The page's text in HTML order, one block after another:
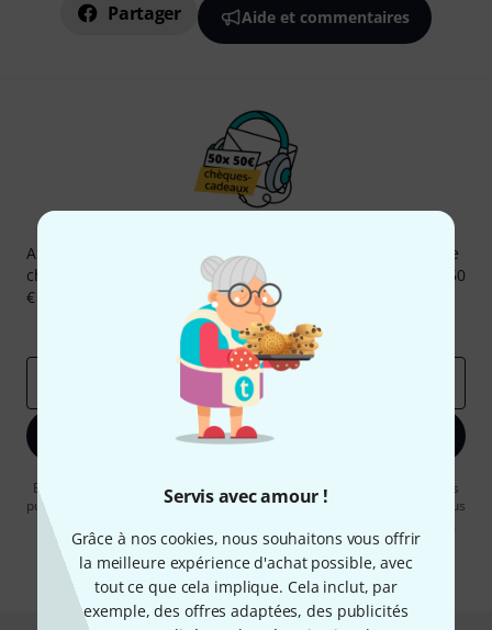
Servis avec amour !
Grâce à nos cookies, nous souhaitons vous offrir
la meilleure expérience d'achat possible, avec
tout ce que cela implique. Cela inclut, par
exemple, des offres adaptées, des publicités
Partager Aide et commentaires
Abonnez-vous à la newsletter Thomann et, avec un peu de
chance, gagnez l'un des 50 bons d'achat d'une valeur de 50
€ chacun!
Articles inspirants
Deals Aperçus Thomann
S'inscrire maintenant
En cliquant sur "S'inscrire maintenant", vous acceptez de recevoir des
publicités par e-mail. La désinscription est possible à tout moment. Vous
pouvez trouver plus d'informations à ce sujet dans notre
confidentialité.